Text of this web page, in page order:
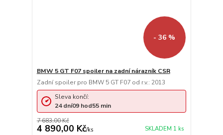
- 36 %
BMW 5 GT F07 spoiler na zadní nárazník CSR
Zadní spoiler pro BMW 5 GT F07 od r.v.: 2013
7 683,00 Kč
4 890,00 Kč/ks SKLADEM 1 ks
Sleva končí:
24 dní09 hod55 min